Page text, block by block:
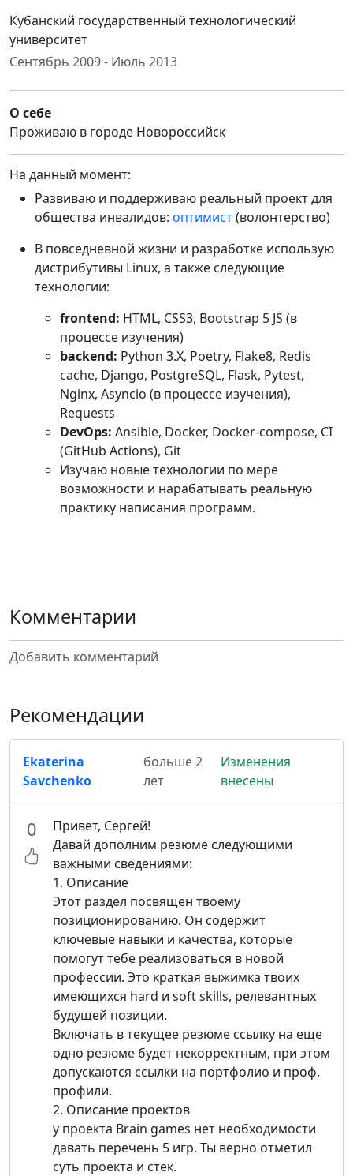
Кубанский государственный технологический
университет
Сентябрь 2009 - Июль 2013
О себе
Проживаю в городе Новороссийск
На данный момент:
Развиваю и поддерживаю реальный проект для
общества инвалидов: оптимист(волонтерство)
В повседневной жизни и разработке использую
дистрибутивы Linux, а также следующие
технологии:
frontend: HTML, CSS3, Bootstrap 5 JS (в
процессе изучения)
backend: Python 3.X, Poetry, Flake8, Redis
cache, Django, PostgreSQL, Flask, Pytest,
Nginx, Asyncio (в процессе изучения),
Requests
DevOps: Ansible, Docker, Docker-compose, CI
(GitHub Actions), Git
Изучаю новые технологии по мере
возможности и нарабатывать реальную
практику написания программ.
Комментарии
Добавить комментарий
Рекомендации
Ekaterina
Savchenko
больше 2
лет
Изменения
внесены
0
Привет, Сергей!
Давай дополним резюме следующими
важными сведениями:
1. Описание
Этот раздел посвящен твоему
позиционированию. Он содержит
ключевые навыки и качества, которые
помогут тебе реализоваться в новой
профессии. Это краткая выжимка твоих
имеющихся hard и soft skills, релевантных
будущей позиции.
Включать в текущее резюме ссылку на еще
одно резюме будет некорректным, при этом
допускаются ссылки на портфолио и проф.
профили.
2. Описание проектов
у проекта Brain games нет необходимости
давать перечень 5 игр. Ты верно отметил
суть проекта и стек.